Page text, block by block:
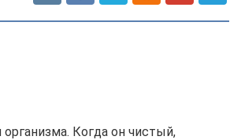
Когда он чистый,